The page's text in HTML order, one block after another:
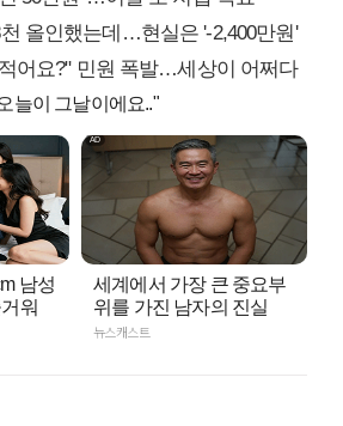
올인했는데…현실은 '-2,400만원'
어요?" 민원 폭발…세상이 어쩌다
늘이 그날이에요.."
남성
워
세계에서 가장 큰 중요부
위를 가진 남자의 진실
뉴스캐스트